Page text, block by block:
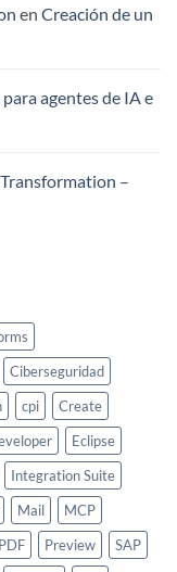
en Creación de un
agentes de IA e
–
Ciberseguridad
cpi
Create
Eclipse
Integration Suite
Mail
MCP
PDF Preview
SAP